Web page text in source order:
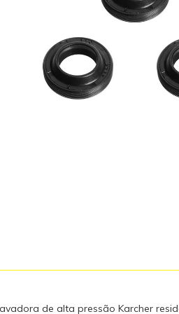
de alta pressão Karcher